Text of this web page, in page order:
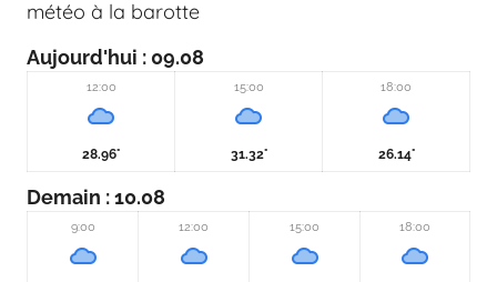
météo à la barotte
Aujourd'hui : 09.08
12:00
28.96°
15:00
31.32°
18:00
26.14°
Demain : 10.08
9:00 12:00 15:00 18:00